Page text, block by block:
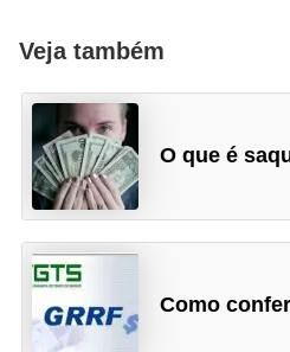
Veja também
O que é
Como